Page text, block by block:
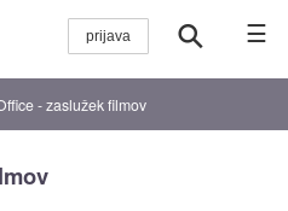
☰
- zaslužek filmov